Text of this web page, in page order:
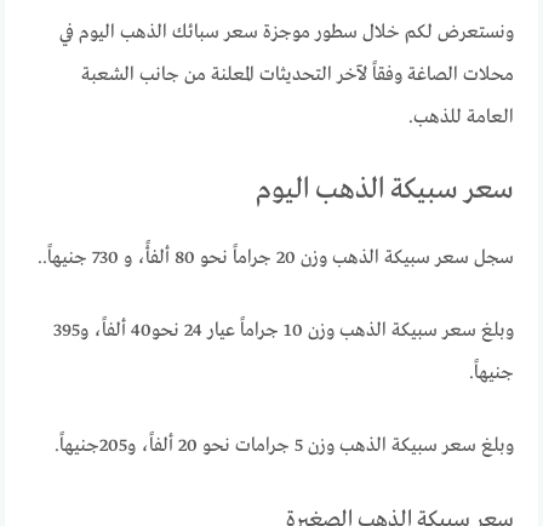
ونستعرض لكم خلال سطور موجزة سعر سبائك الذهب اليوم في
محلات الصاغة وفقاً لآخر التحديثات المعلنة من جانب الشعبة
العامة للذهب.
سعر سبيكة الذهب اليوم
سجل سعر سبيكة الذهب وزن 20 جراماً نحو 80 ألفأً، و 730 جنيهاً..
وبلغ سعر سبيكة الذهب وزن 10 جراماً عيار 24 نحو40 ألفاً، و395
جنيهاً.
وبلغ سعر سبيكة الذهب وزن 5 جرامات نحو 20 ألفاً، و205جنيهاً.
سعر سبيكة الذهب الصغيرة